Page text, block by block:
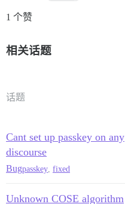
1 个赞
相关话题
话题
Cant set up passkey on any
discourse
Bugpasskey fixed
Unknown COSE algorithm